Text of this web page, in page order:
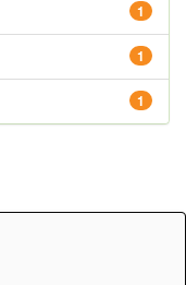
1
1
1